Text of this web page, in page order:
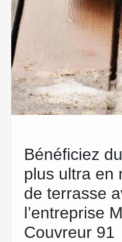
Bénéficiez
plus ultra en
de terrasse
l’entreprise
Couvreur 91